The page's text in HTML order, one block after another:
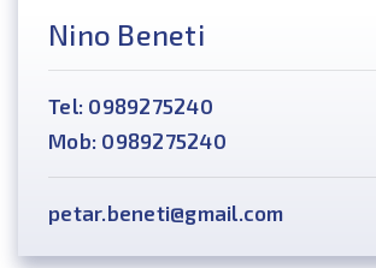
Nino Beneti
Tel: 0989275240
Mob: 0989275240
petar.beneti@gmail.com